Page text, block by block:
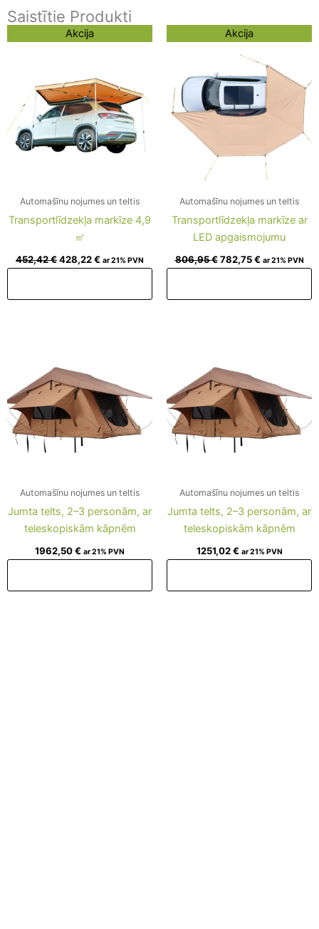
Saistītie Produkti
Akcija
Automašīnu nojumes un teltis
Transportlīdzekļa markīze 4,9
㎡
452,42€
Original
price
428,22€
price
ar 21% PVN
Akcija
Automašīnu nojumes un teltis
Transportlīdzekļa markīze ar
LED apgaismojumu
806,95€
Original
price
was:
806,95 €.
782,75€
price
782,75 €.
ar 21% PVN
Automašīnu nojumes un teltis
Jumta telts, 2–3 personām, ar
teleskopiskām kāpnēm
1962,50€ ar 21% PVN
Automašīnu nojumes un teltis
Jumta telts, 2–3 personām, ar
teleskopiskām kāpnēm
1251,02€ ar 21% PVN